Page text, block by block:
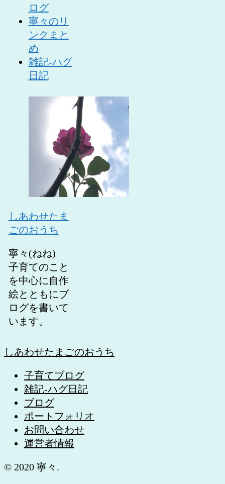
ログ
寧々のリ
ンクまと
め
雑記-ハグ
日記
しあわせたま
ごのおうち
寧々(ねね)
子育てのこと
を中心に自作
絵とともにブ
ログを書いて
います。
しあわせたまごのおうち
子育てブログ
雑記-ハグ日記
ブログ
ポートフォリオ
お問い合わせ
運営者情報
© 2020 寧々.